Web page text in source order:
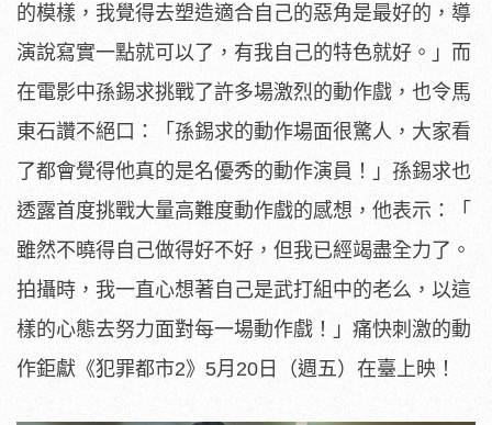
的模樣， 我覺得去塑造適合自己的惡角是最好的，導
演說寫實一點就可以了， 有我自己的特色就好。」 而
在電影中孫錫求挑戰了許多場激烈的動作戲， 也令馬
東石讚不絕口：「孫錫求的動作場面很驚人， 大家看
了都會覺得他真的是名優秀的動作演員！」 孫錫求也
透露首度挑戰大量高難度動作戲的感想，他表示：「
雖然不曉得自己做得好不好，但我已經竭盡全力了。
拍攝時， 我一直心想著自己是武打組中的老么， 以這
樣的心態去努力面對每一場動作戲！」痛快刺激的動
作鉅獻《犯罪都市2》5月20日（週五）在臺上映！